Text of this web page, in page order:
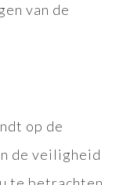
van de
op de
de veiligheid